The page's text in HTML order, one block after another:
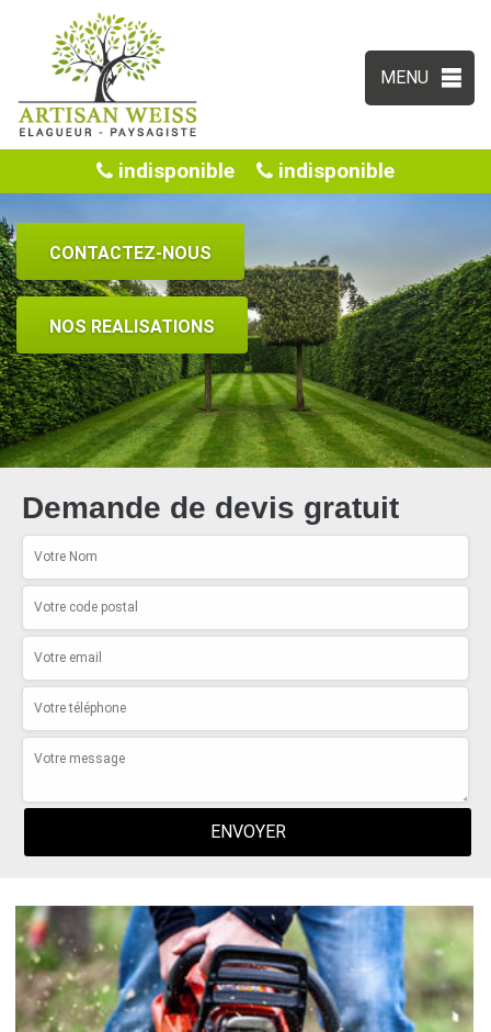
MENU
indisponible indisponible
CONTACTEZ-NOUS
NOS REALISATIONS
Demande de devis gratuit